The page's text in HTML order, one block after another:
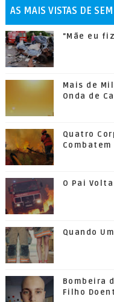
AS MAIS VISTAS DE
"Mãe eu
Mais de
Onda de
Quatro
O Pai
Quando
Bombeira
Filho